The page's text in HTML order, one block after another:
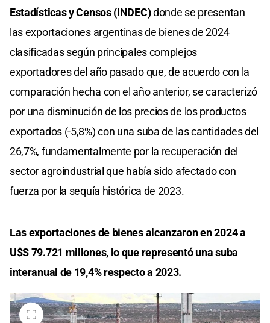
Estadísticas y Censos (INDEC)donde se presentan
las exportaciones argentinas de bienes de 2024
clasificadas según principales complejos
exportadores del año pasado que, de acuerdo con la
comparación hecha con el año anterior, se caracterizó
por una disminución de los precios de los productos
exportados (-5,8%) con una suba de las cantidades del
26,7%, fundamentalmente por la recuperación del
sector agroindustrial que había sido afectado con
fuerza por la sequía histórica de 2023.
Las exportaciones de bienes alcanzaron en 2024 a
U$S 79.721 millones, lo que representó una suba
interanual de 19,4% respecto a 2023.